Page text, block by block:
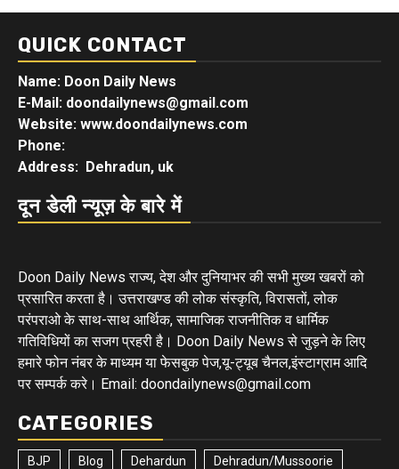
QUICK CONTACT
Name: Doon Daily News
E-Mail: doondailynews@gmail.com
Website: www.doondailynews.com
Phone:
Address: Dehradun, uk
दून डेली न्यूज़ के बारे में
Doon Daily News राज्य, देश और दुनियाभर की सभी मुख्य खबरों को
प्रसारित करता है। उत्तराखण्ड की लोक संस्कृति, विरासतों, लोक
परंपराओ के साथ-साथ आर्थिक, सामाजिक राजनीतिक व धार्मिक
गतिविधियों का सजग प्रहरी है। Doon Daily News से जुड़ने के लिए
हमारे फोन नंबर के माध्यम या फेसबुक पेज,यू-ट्यूब चैनल,इंस्टाग्राम आदि
पर सम्पर्क करे। Email: doondailynews@gmail.com
CATEGORIES
BJP Blog Dehardun Dehradun/Mussoorie